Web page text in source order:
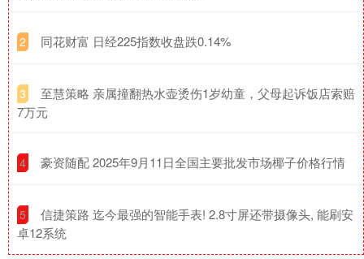
2 ​同花财富 日经225指数收盘跌0.14%
3
​至慧策略 亲属撞翻热水壶烫伤1岁幼童，父母起诉饭店索赔
7万元
4 ​豪资随配 2025年9月11日全国主要批发市场椰子价格行情
5
​信捷策路 迄今最强的智能手表! 2.8寸屏还带摄像头, 能刷安
卓12系统